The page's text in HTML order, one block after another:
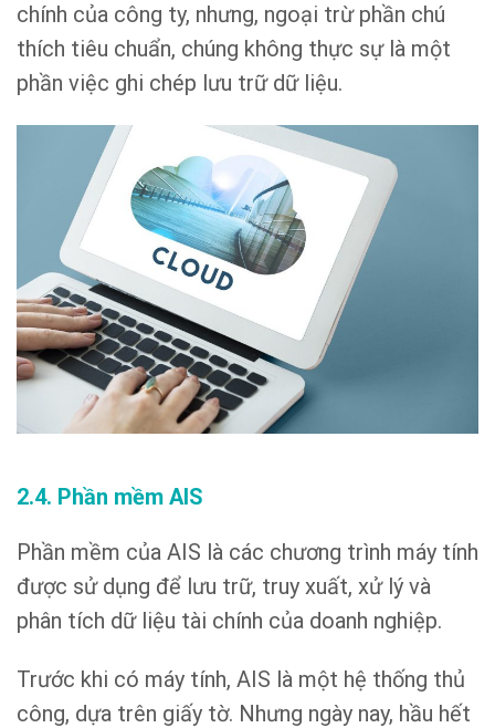
chính của công ty, nhưng, ngoại trừ phần chú
thích tiêu chuẩn, chúng không thực sự là một
phần việc ghi chép lưu trữ dữ liệu.
2.4. Phần mềm AIS
Phần mềm của AIS là các chương trình máy tính
được sử dụng để lưu trữ, truy xuất, xử lý và
phân tích dữ liệu tài chính của doanh nghiệp.
Trước khi có máy tính, AIS là một hệ thống thủ
công, dựa trên giấy tờ. Nhưng ngày nay, hầu hết